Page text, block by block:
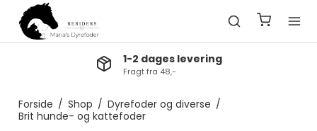
1-2 dages levering
Fragt fra 48,-
Forside / Shop / Dyrefoder og diverse /
Brit hunde- og kattefoder